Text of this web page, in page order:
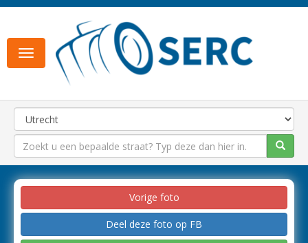
Toggle
navigation
Vorige foto
Deel deze foto op FB